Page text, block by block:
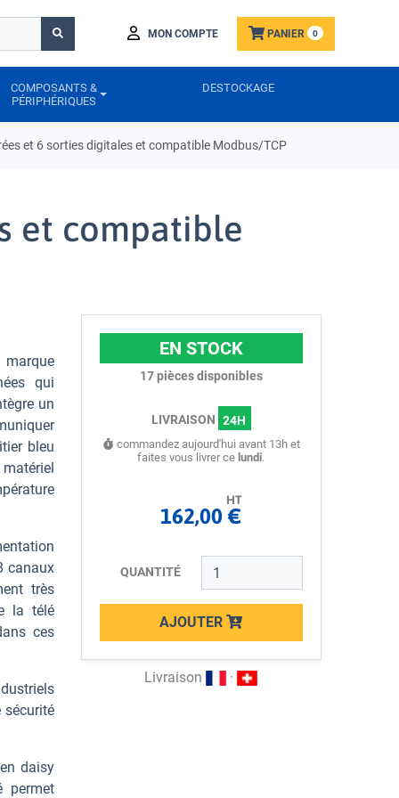
MON COMPTE PANIER 0
COMPOSANTS &
PÉRIPHÉRIQUES
DESTOCKAGE
et 6 sorties digitales et compatible Modbus/TCP
et compatible
marque
qui
un
bleu
canaux
très
la télé
ces
daisy
permet
EN STOCK
17pièces disponibles
LIVRAISON 24H
commandez aujourd'hui avant 13h et
faites vous livrer ce lundi.
HT
162,00 €
QUANTITÉ
AJOUTER
Livraison
·